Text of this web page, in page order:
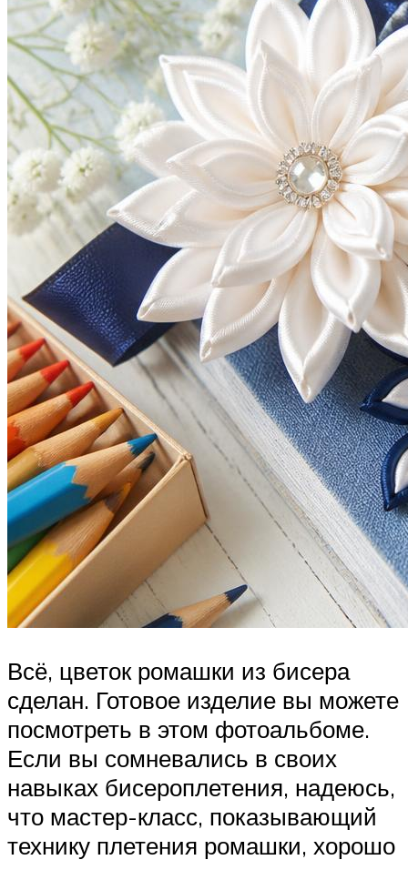
Всё, цветок ромашки из бисера
сделан. Готовое изделие вы можете
посмотреть в этом фотоальбоме.
Если вы сомневались в своих
навыках бисероплетения, надеюсь,
что мастер-класс, показывающий
технику плетения ромашки, хорошо